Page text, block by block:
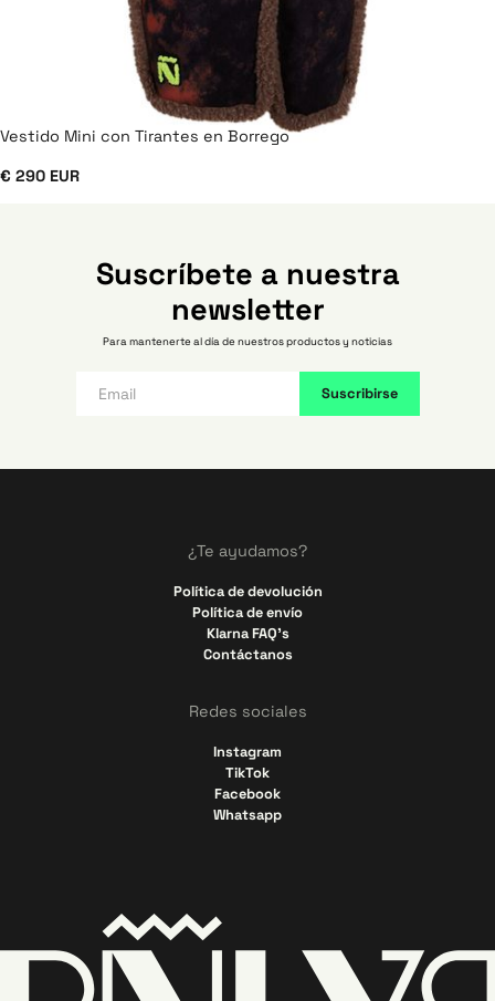
Vestido Mini con Tirantes en Borrego
€ 290 EUR
Suscríbete a nuestra
newsletter
Para mantenerte al día de nuestros productos y noticias
¿Te ayudamos?
Política de devolución
Política de envío
Klarna FAQ's
Contáctanos
Redes sociales
Instagram
TikTok
Facebook
Whatsapp